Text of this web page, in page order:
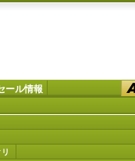
ール情報